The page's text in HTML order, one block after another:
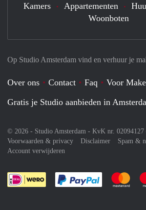
Op Studio Amsterdam vind en verhuur je
Over ons Contact Faq Voor
Gratis je Studio aanbieden in
© 2026 - Studio Amsterdam - KvK nr. 02094127
Voorwaarden & privacy
Disclaimer
Spam &
Account verwijderen
Je rekent Je
Kamers Appartementen
Woonboten